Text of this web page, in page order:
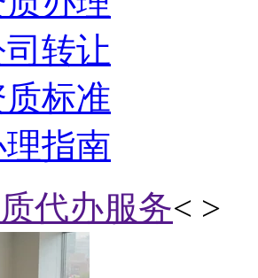
转让
标准
指南
代办服务< >